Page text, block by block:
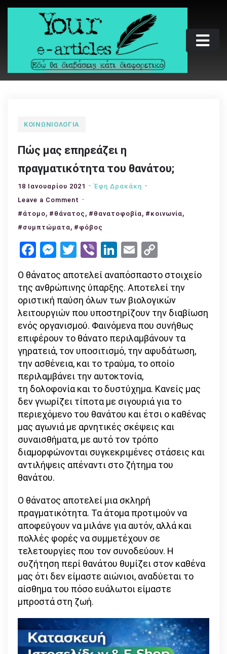
Skip
Your e-articles
Εδώ θα διαβάσεις κάτι διαφορετικό
ΚΟΙΝΩΝΙΟΛΟΓΊΑ
Πώς μας επηρεάζει η
πραγματικότητα του θανάτου;
18 Ιανουαρίου 2021
Έφη Δρακάκη
Leave a Comment on
Πώς
μας
του
θανάτου;
#άτομο, #θάνατος , #θανατοφοβία, #κοινωνία,
#συμπτώματα, #φόβος
Facebook
Messenger
Twitter
ViberLinkedIn
Email
Ο θάνατος αποτελεί αναπόσπαστο στοιχείο
της ανθρώπινης ύπαρξης. Αποτελεί την
οριστική παύση όλων των βιολογικών
λειτουργιών που υποστηρίζουν την διαβίωση
ενός οργανισμού. Φαινόμενα που συνήθως
επιφέρουν το θάνατο περιλαμβάνουν τα
γηρατειά, τον υποσιτισμό, την αφυδάτωση,
την ασθένεια, και το τραύμα, το οποίο
περιλαμβάνει την αυτοκτονία,
τη δολοφονία και το δυστύχημα. Κανείς μας
δεν γνωρίζει τίποτα με σιγουριά για το
περιεχόμενο του θανάτου και έτσι ο καθένας
μας αγωνιά με αρνητικές σκέψεις και
συναισθήματα, με αυτό τον τρόπο
διαμορφώνονται συγκεκριμένες στάσεις και
αντιλήψεις απέναντι στο ζήτημα του
θανάτου.
Ο θάνατος αποτελεί μια σκληρή
πραγματικότητα. Τα άτομα προτιμούν να
αποφεύγουν να μιλάνε για αυτόν, αλλά και
πολλές φορές να συμμετέχουν σε
τελετουργίες που τον συνοδεύουν. Η
συζήτηση περί θανάτου θυμίζει στον καθένα
μας ότι δεν είμαστε αιώνιοι, αναδύεται το
αίσθημα του πόσο ευάλωτοι είμαστε
μπροστά στη ζωή.